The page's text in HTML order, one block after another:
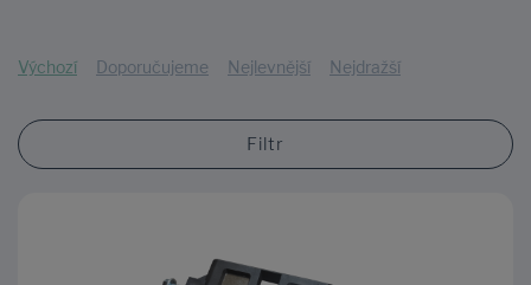
Výchozí Doporučujeme Nejlevnější Nejdražší
Filtr